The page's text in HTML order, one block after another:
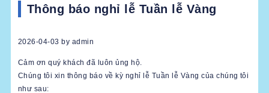
Thông báo nghỉ lễ Tuần lễ Vàng
2026-04-03 by admin
Cảm ơn quý khách đã luôn ủng hộ.
Chúng tôi xin thông báo về kỳ nghỉ lễ Tuần lễ Vàng của chúng tôi
như sau: